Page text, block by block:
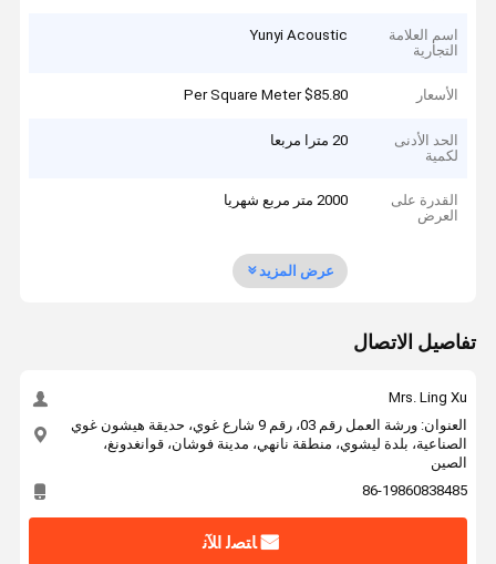
اسم العلامة
التجارية
Yunyi Acoustic
الأسعار $85.80 Per Square Meter
الحد الأدنى
لكمية
20 مترا مربعا
القدرة على
العرض
2000 متر مربع شهريا
عرض المزيد
تفاصيل الاتصال
Mrs. Ling Xu
العنوان: ورشة العمل رقم 03، رقم 9 شارع غوي، حديقة هيشون غوي
الصناعية، بلدة ليشوي، منطقة نانهي، مدينة فوشان، قوانغدونغ،
الصين
86-19860838485
ﺎﺘﺼﻟ ﺍﻶﻧ